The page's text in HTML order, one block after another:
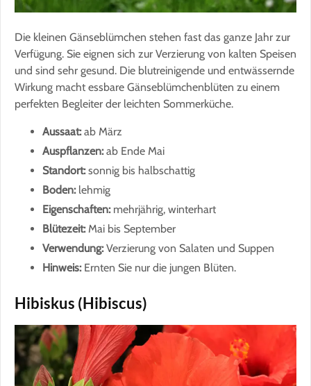
Die kleinen Gänseblümchen stehen fast das ganze Jahr zur
Verfügung. Sie eignen sich zur Verzierung von kalten Speisen
und sind sehr gesund. Die blutreinigende und entwässernde
Wirkung macht essbare Gänseblümchenblüten zu einem
perfekten Begleiter der leichten Sommerküche.
Aussaat:ab März
Auspflanzen:ab Ende Mai
Standort:sonnig bis halbschattig
Boden:lehmig
Eigenschaften:mehrjährig, winterhart
Blütezeit:Mai bis September
Verwendung:Verzierung von Salaten und Suppen
Hinweis:Ernten Sie nur die jungen Blüten.
Hibiskus (Hibiscus)